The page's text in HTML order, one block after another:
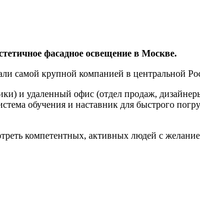
фасадное освещение в Москве.
самой крупной компанией в центральной
и удаленный офис (отдел продаж,
обучения и наставник для быстрого
компетентных, активных людей с